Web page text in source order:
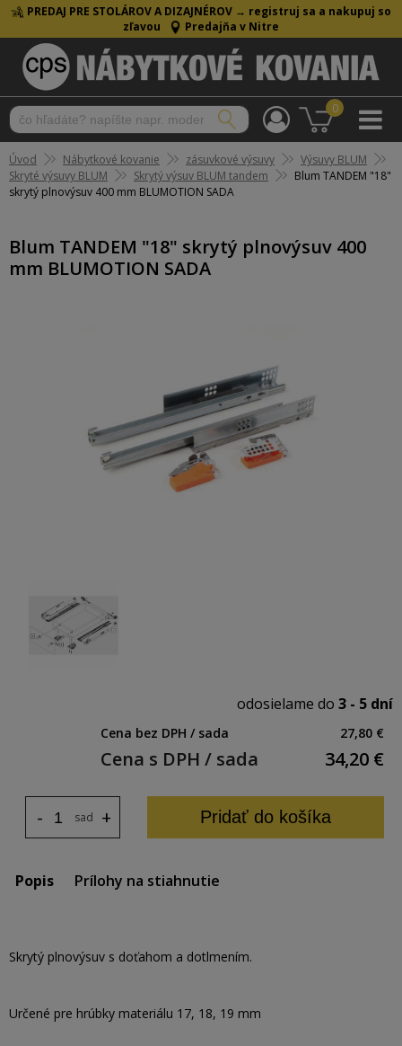
PREDAJ PRE STOLÁROV A DIZAJNÉROV → registruj sa a nakupuj so
zľavou
Predajňa v Nitre
0
Úvod Nábytkové kovanie zásuvkové výsuvy
Výsuvy BLUM
Skryté výsuvy BLUM
Skrytý výsuv BLUM tandem
Blum TANDEM "18"
skrytý plnovýsuv 400 mm BLUMOTION SADA
Blum TANDEM "18" skrytý plnovýsuv 400
mm BLUMOTION SADA
odosielame do 3 - 5 dní
Cena bez DPH / sada 27,80 €
Cena s DPH / sada 34,20 €
sada +
- Pridať do košíka
Popis Prílohy na stiahnutie
Skrytý plnovýsuv s doťahom a dotlmením.
Určené pre hrúbky materiálu 17, 18, 19 mm